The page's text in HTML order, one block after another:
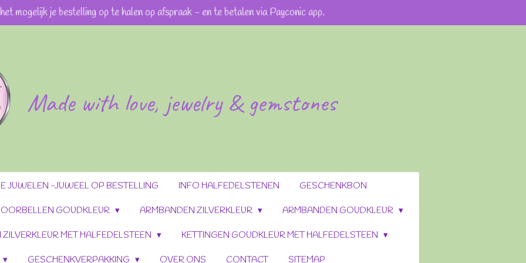
mogelijk je bestelling op te halen op afspraak - en te betalen via Payconic app.
Made with love, jewelry & gemstones
JUWELEN -JUWEEL OP BESTELLING INFO HALFEDELSTENEN GESCHENKBON
OORBELLEN GOUDKLEUR ARMBANDEN ZILVERKLEUR ARMBANDEN GOUDKLEUR
MET HALFEDELSTEEN KETTINGEN GOUDKLEUR MET HALFEDELSTEEN
GESCHENKVERPAKKING OVER ONS CONTACT SITEMAP